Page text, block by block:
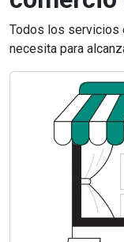
Todos los servicios
necesita para